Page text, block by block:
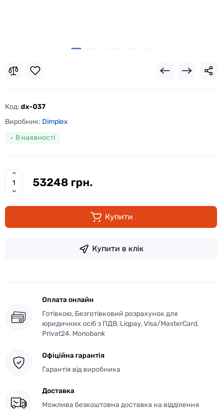
Код: dx-037
Виробник: Dimplex
В наявності
53248 грн.
Купити
Купити в клік
Оплата онлайн
Готівкою, Безготівковий розрахунок для
юридичних осіб з ПДВ, Liqpay, Visa/MasterCard,
Privat24, Monobank
Офіційна гарантія
Гарантія від виробника
Доставка
Можлива безкоштовна доставка на відділення